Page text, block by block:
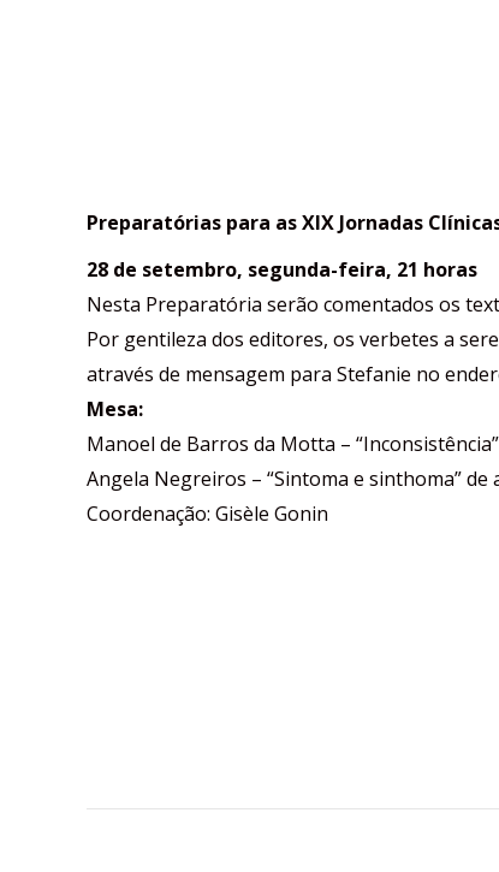
Preparatórias para as XIX Jornadas
28 de setembro, segunda-feira, 21 horas
Nesta Preparatória serão comentados os
Por gentileza dos editores, os verbetes a
através de mensagem para Stefanie no
Mesa:
Manoel de Barros da Motta –
Angela Negreiros – “Sintoma e sinthoma”
Coordenação: Gisèle Gonin